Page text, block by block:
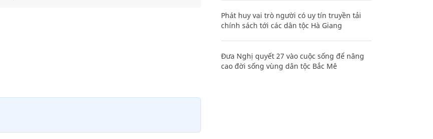
Phát huy vai trò người có uy tín truyền tải
chính sách tới các dân tộc Hà Giang
Đưa Nghị quyết 27 vào cuộc sống để nâng
cao đời sống vùng dân tộc Bắc Mê